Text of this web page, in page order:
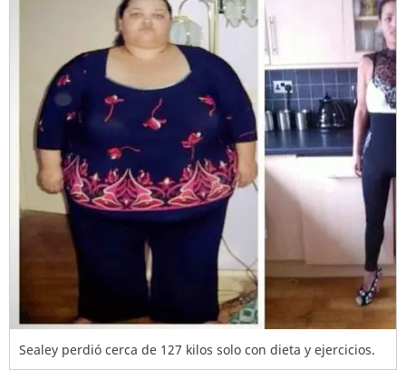
Sealey perdió cerca de 127 kilos solo con dieta y ejercicios.